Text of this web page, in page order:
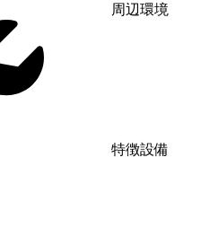
周辺環境
特徴設備